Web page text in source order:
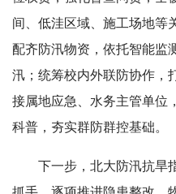
间、低洼区域、施工场地等
配齐防汛物资，依托智能监
汛；统筹校内外联防协作，
接属地应急、水务主管单位
科普，夯实群防群控基础。
下一步，北大防汛抗旱